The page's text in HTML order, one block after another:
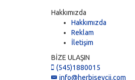
Hakkımızda
Hakkımızda
Reklam
İletişim
BİZE ULAŞIN
(545)1880015
info@herbiseycii.com